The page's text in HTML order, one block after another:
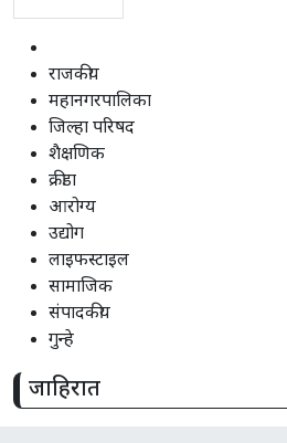
राजकीय
महानगरपालिका
जिल्हा परिषद
शैक्षणिक
क्रीडा
आरोग्य
उद्योग
लाइफस्टाइल
सामाजिक
संपादकीय
गुन्हे
जाहिरात